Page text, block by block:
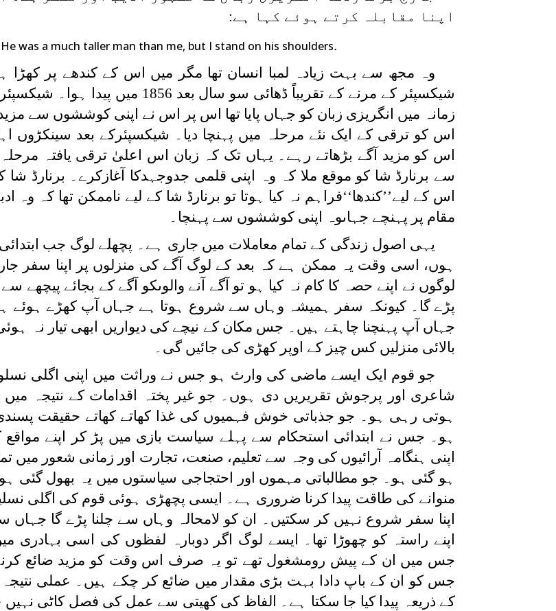
اپنا مقابلہ کرتے ہوئے کہا ہے:
He was a much taller man than me, but I stand on his shoulders.
وہ مجھ سے بہت زیادہ لمبا انسان تھا مگر میں اس کے کندھے پر کھڑا
زمانہ میں انگریزی زبان کو جہاں پایا تھا اس پر اس نے اپنی کوششوں سے
اس کو ترقی کے ایک نئے مرحلہ میں پہنچا دیا۔ شیکسپئرکے بعد سینکڑوں
اس کو مزید آگے بڑھاتے رہے۔ یہاں تک کہ زبان اس اعلیٰ ترقی یافتہ
سے برنارڈ شا کو موقع ملا کہ وہ اپنی قلمی جدوجہدکا آغازکرے۔ برنارڈ شا
اس کے لیے’’کندھا‘‘فراہم نہ کیا ہوتا تو برنارڈ شا کے لیے ناممکن تھا کہ وہ
مقام پر پہنچے جہاںوہ اپنی کوششوں سے پہنچا۔
یہی اصول زندگی کے تمام معاملات میں جاری ہے۔ پچھلے لوگ جب
ہوں، اسی وقت یہ ممکن ہے کہ بعد کے لوگ آگے کی منزلوں پر اپنا سفر
لوگوں نے اپنے حصہ کا کام نہ کیا ہو تو آگے آنے والوںکو آگے کے بجائے پیچھے
پڑے گا۔ کیونکہ سفر ہمیشہ وہاں سے شروع ہوتا ہے جہاں آپ کھڑے ہوئے
جہاں آپ پہنچنا چاہتے ہیں۔ جس مکان کے نیچے کی دیواریں ابھی تیار نہ
بالائی منزلیں کس چیز کے اوپر کھڑی کی جائیں گی۔
جو قوم ایک ایسے ماضی کی وارث ہو جس نے وراثت میں اپنی اگلی
شاعری اور پرجوش تقریریں دی ہوں۔ جو غیر پختہ اقدامات کے نتیجہ میں
ہوتی رہی ہو۔ جو جذباتی خوش فہمیوں کی غذا کھاتے کھاتے حقیقت
ہو۔ جس نے ابتدائی استحکام سے پہلے سیاست بازی میں پڑ کر اپنے مواقع
اپنی ہنگامہ آرائیوں کی وجہ سے تعلیم، صنعت، تجارت اور زمانی شعور میں
ہو گئی ہو۔ جو مطالباتی مہموں اور احتجاجی سیاستوں میں یہ بھول گئی
منوانے کی طاقت پیدا کرنا ضروری ہے۔ ایسی پچھڑی ہوئی قوم کی اگلی
اپنا سفر شروع نہیں کر سکتیں۔ ان کو لامحالہ وہاں سے چلنا پڑے گا جہاں
اپنے راستہ کو چھوڑا تھا۔ ایسے لوگ اگر دوبارہ لفظوں کی اسی بہادری
جس میں ان کے پیش رومشغول تھے تو یہ صرف اس وقت کو مزید ضائع
جس کو ان کے باپ دادا بہت بڑی مقدار میں ضائع کر چکے ہیں۔ عملی
کے ذریعہ پیدا کیا جا سکتا ہے۔ الفاظ کی کھیتی سے عمل کی فصل کاٹی